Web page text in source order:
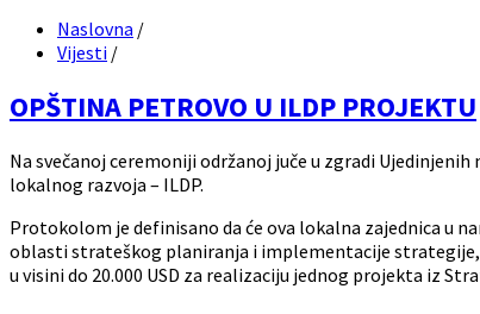
Naslovna /
Vijesti /
OPŠTINA PETROVO U ILDP PROJEKTU
Na svečanoj ceremoniji održanoj juče u zgradi
lokalnog razvoja – ILDP.
Protokolom je definisano da će ova lokalna zajednica u
oblasti strateškog planiranja i implementacije strategije,
u visini do 20.000 USD za realizaciju jednog projekta iz